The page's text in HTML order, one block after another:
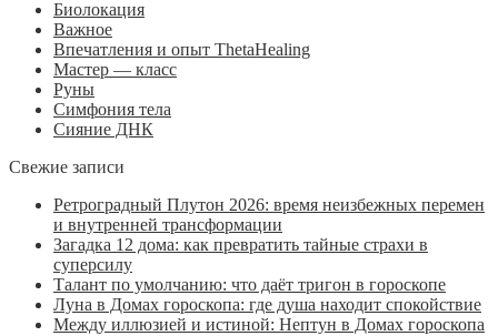
Биолокация
Важное
Впечатления и опыт ThetaHealing
Мастер — класс
Руны
Симфония тела
Сияние ДНК
Свежие записи
Ретроградный Плутон 2026: время неизбежных перемен
и внутренней трансформации
Загадка 12 дома: как превратить тайные страхи в
суперсилу
Талант по умолчанию: что даёт тригон в гороскопе
Луна в Домах гороскопа: где душа находит спокойствие
Между иллюзией и истиной: Нептун в Домах гороскопа